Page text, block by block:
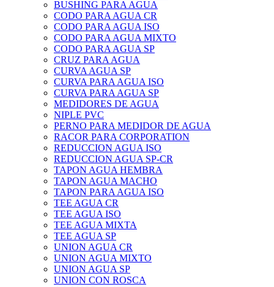
BUSHING PARA AGUA
CODO PARA AGUA CR
CODO PARA AGUA ISO
CODO PARA AGUA MIXTO
CODO PARA AGUA SP
CRUZ PARA AGUA
CURVA AGUA SP
CURVA PARA AGUA ISO
CURVA PARA AGUA SP
MEDIDORES DE AGUA
NIPLE PVC
PERNO PARA MEDIDOR DE AGUA
RACOR PARA CORPORATION
REDUCCION AGUA ISO
REDUCCION AGUA SP-CR
TAPON AGUA HEMBRA
TAPON AGUA MACHO
TAPON PARA AGUA ISO
TEE AGUA CR
TEE AGUA ISO
TEE AGUA MIXTA
TEE AGUA SP
UNION AGUA CR
UNION AGUA MIXTO
UNION AGUA SP
UNION CON ROSCA